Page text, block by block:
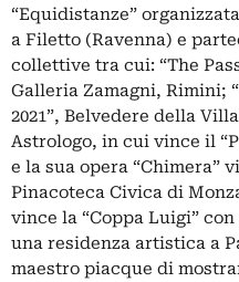
“Equidistanze”
a Filetto (Ravenna) e
collettive tra cui: “The
Galleria Zamagni, Rimini;
2021”, Belvedere della
Astrologo, in cui vince il
e la sua opera “Chimera”
Pinacoteca Civica di
vince la “Coppa Luigi” con
una residenza artistica a
maestro piacque di